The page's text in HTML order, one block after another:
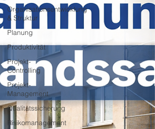
Organisationsentwicklung
& Struktur
Planung
Produktivität
Projekt-
Controlling
Projekt-
Management
Qualitätssicherung
Risikomanagement